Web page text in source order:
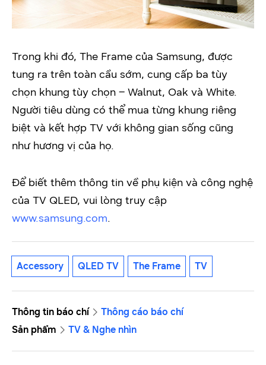
Trong khi đó, The Frame của Samsung, được
tung ra trên toàn cầu sớm, cung cấp ba tùy
chọn khung tùy chọn – Walnut, Oak và White.
Người tiêu dùng có thể mua từng khung riêng
biệt và kết hợp TV với không gian sống cũng
như hương vị của họ.
Để biết thêm thông tin về phụ kiện và công nghệ
của TV QLED, vui lòng truy cập
www.samsung.com.
Accessory QLED TV The Frame TV
Thông tin báo chí
Thông cáo báo chí
Sản phẩm
TV & Nghe nhìn